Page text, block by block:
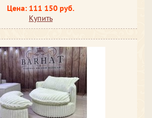
Цена: 111 150 руб.
Купить